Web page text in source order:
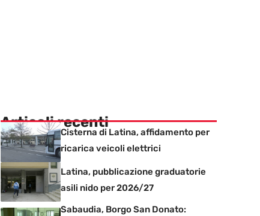
Articoli recenti
Cisterna di Latina, affidamento per
ricarica veicoli elettrici
Latina, pubblicazione graduatorie
asili nido per 2026/27
Sabaudia, Borgo San Donato: